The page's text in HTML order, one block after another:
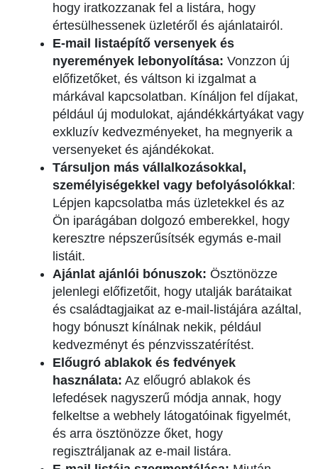
hogy iratkozzanak fel a listára, hogy
értesülhessenek üzletéről és ajánlatairól.
E-mail listaépítő versenyek és
nyeremények lebonyolítása: Vonzzon új
előfizetőket, és váltson ki izgalmat a
márkával kapcsolatban. Kínáljon fel díjakat,
például új modulokat, ajándékkártyákat vagy
exkluzív kedvezményeket, ha megnyerik a
versenyeket és ajándékokat.
Társuljon más vállalkozásokkal,
személyiségekkel vagy befolyásolókkal :
Lépjen kapcsolatba más üzletekkel és az
Ön iparágában dolgozó emberekkel, hogy
keresztre népszerűsítsék egymás e-mail
listáit.
Ajánlat ajánlói bónuszok: Ösztönözze
jelenlegi előfizetőit, hogy utalják barátaikat
és családtagjaikat az e-mail-listájára azáltal,
hogy bónuszt kínálnak nekik, például
kedvezményt és pénzvisszatérítést.
Előugró ablakok és fedvények
használata: Az előugró ablakok és
lefedések nagyszerű módja annak, hogy
felkeltse a webhely látogatóinak figyelmét,
és arra ösztönözze őket, hogy
regisztráljanak az e-mail listára.